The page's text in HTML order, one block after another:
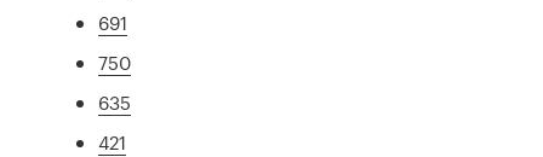
691
750
635
421